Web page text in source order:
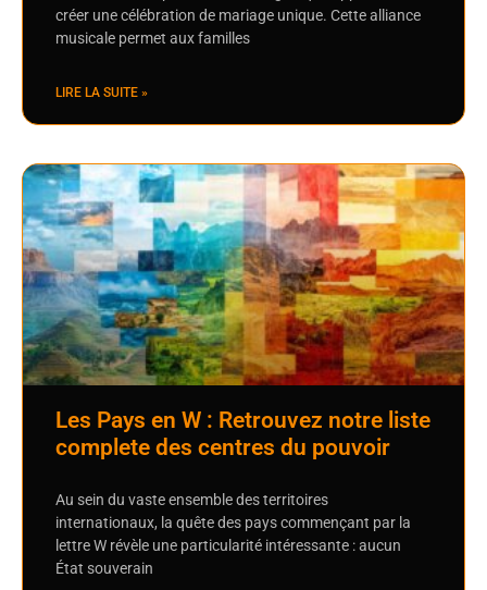
créer une célébration de mariage unique. Cette alliance
musicale permet aux familles
LIRE LA SUITE »
Les Pays en W : Retrouvez notre liste
complete des centres du pouvoir
Au sein du vaste ensemble des territoires
internationaux, la quête des pays commençant par la
lettre W révèle une particularité intéressante : aucun
État souverain